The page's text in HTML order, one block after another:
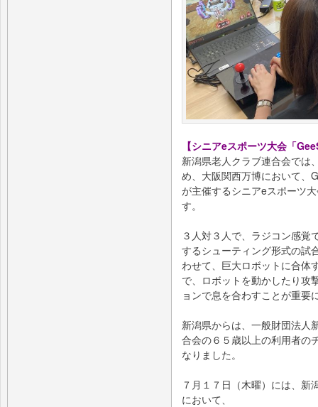
【シニアeスポーツ大会「
新潟県老人クラブ連合会では
め、大阪関西万博において、
が主催するシニアeスポーツ
す。
３人対３人で、ラジコン感覚
するシューティング形式の試
わせて、巨大ロボットに合体
で、ロボットを動かしたり攻
ョンで息を合わすことが重要
新潟県からは、一般財団法人
合会の６５歳以上の利用者の
なりました。
７月１７日（木曜）には、新
において、